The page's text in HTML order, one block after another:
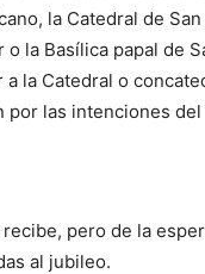
la Catedral de
la Basílica papal de
la Catedral o
las intenciones
pero de la
al jubileo.